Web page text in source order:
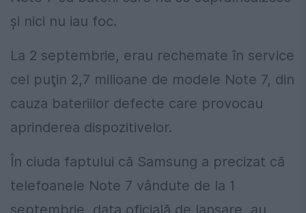
şi nici nu iau foc.
La 2 septembrie, erau rechemate în service
cel puţin 2,7 milioane de modele Note 7, din
cauza bateriilor defecte care provocau
aprinderea dispozitivelor.
În ciuda faptului că Samsung a precizat că
telefoanele Note 7 vândute de la 1
septembrie, data oficială de lansare, au